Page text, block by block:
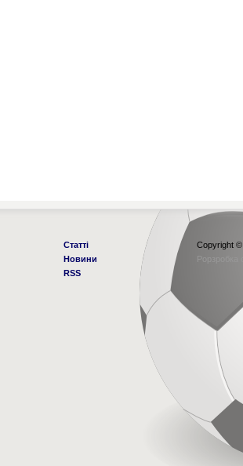
Статті
Новини
RSS
Copyright
Рорзробка